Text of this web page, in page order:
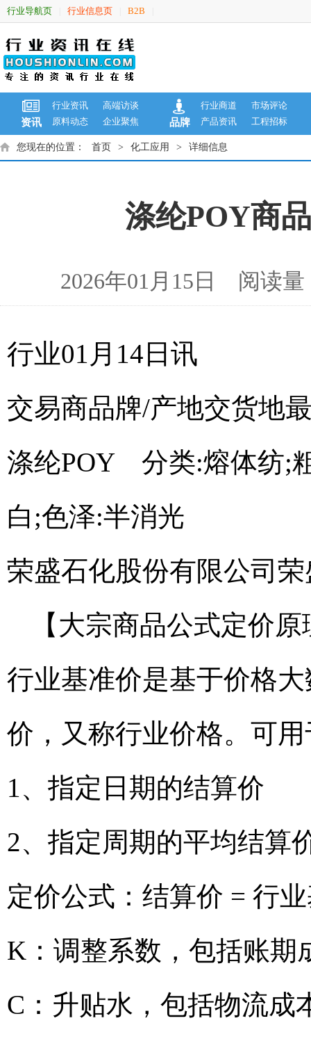
行业导航页 行业信息页 B2B
资讯
行业资讯
高端访谈
原料动态
企业聚焦 品牌
行业商道
市场评论
产品资讯
工程招标
您现在的位置： 首页 > 化工应用 > 详细信息
涤纶POY商
2026年01月15日 阅读
行业01月14日讯
交易商品牌/产地交货地
涤纶POY 分类:熔体纺;
白;色泽:半消光
荣盛石化股份有限公司 荣
【大宗商品公式定价
行业基准价是基于价格
价，又称行业价格。可
1、指定日期的结算价
2、指定周期的平均结算
定价公式：结算价 = 行
K：调整系数，包括账期
C：升贴水，包括物流成